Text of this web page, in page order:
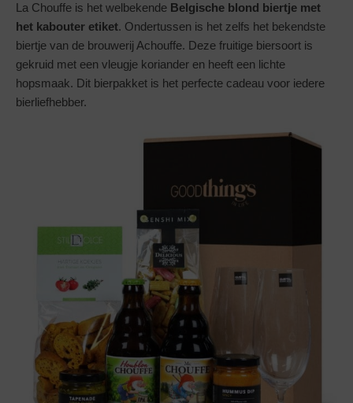
La Chouffe is het welbekende Belgische blond biertje met
het kabouter etiket. Ondertussen is het zelfs het bekendste
biertje van de brouwerij Achouffe. Deze fruitige biersoort is
gekruid met een vleugje koriander en heeft een lichte
hopsmaak. Dit bierpakket is het perfecte cadeau voor iedere
bierliefhebber.